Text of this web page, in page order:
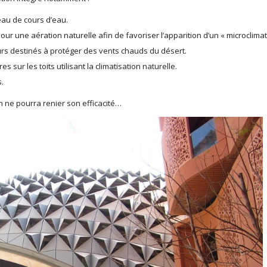
de cours d’eau.
une aération naturelle afin de favoriser l’apparition d’un « microclimat
destinés à protéger des vents chauds du désert.
sur les toits utilisant la climatisation naturelle.
ne pourra renier son efficacité…